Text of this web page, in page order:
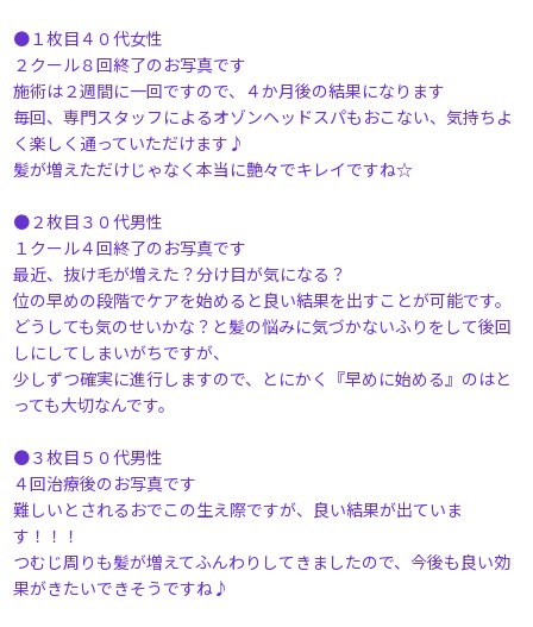
●１枚目４０代女性
２クール８回終了のお写真です
施術は２週間に一回ですので、４か月後の結果になります
毎回、専門スタッフによるオゾンヘッドスパもおこない、気持ちよ
く楽しく通っていただけます♪
髪が増えただけじゃなく本当に艶々でキレイですね☆
●２枚目３０代男性
１クール４回終了のお写真です
最近、抜け毛が増えた？分け目が気になる？
位の早めの段階でケアを始めると良い結果を出すことが可能です。
どうしても気のせいかな？と髪の悩みに気づかないふりをして後回
しにしてしまいがちですが、
少しずつ確実に進行しますので、とにかく『早めに始める』のはと
っても大切なんです。
●３枚目５０代男性
４回治療後のお写真です
難しいとされるおでこの生え際ですが、良い結果が出ていま
す！！！
つむじ周りも髪が増えてふんわりしてきましたので、今後も良い効
果がきたいできそうですね♪